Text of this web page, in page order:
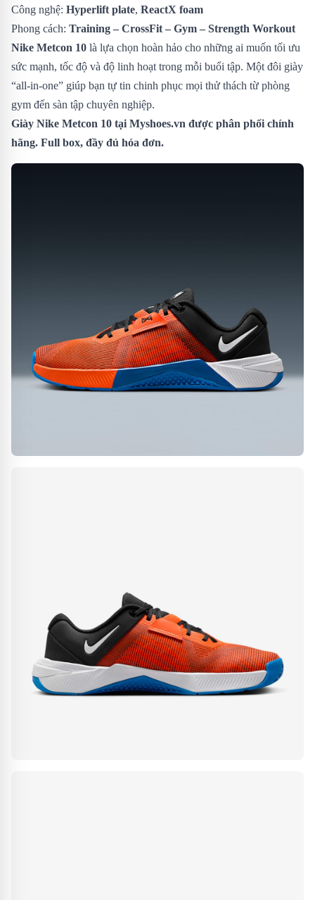
Công nghệ: Hyperlift plate, ReactX foam
Phong cách: Training – CrossFit – Gym – Strength Workout
Nike Metcon 10 là lựa chọn hoàn hảo cho những ai muốn tối ưu
sức mạnh, tốc độ và độ linh hoạt trong mỗi buổi tập. Một đôi giày
“all-in-one” giúp bạn tự tin chinh phục mọi thử thách từ phòng
gym đến sàn tập chuyên nghiệp.
Giày Nike Metcon 10 tại Myshoes.vn được phân phối chính
hãng. Full box, đầy đủ hóa đơn.